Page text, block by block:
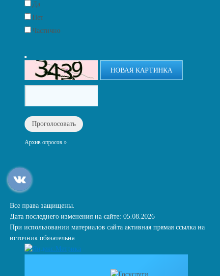
Да
Нет
Частично
НОВАЯ КАРТИНКА
Архив опросов »
Все права защищены.
Дата последнего изменения на сайте: 05.08.2026
При использовании материалов сайта активная прямая ссылка на
источник обязательна